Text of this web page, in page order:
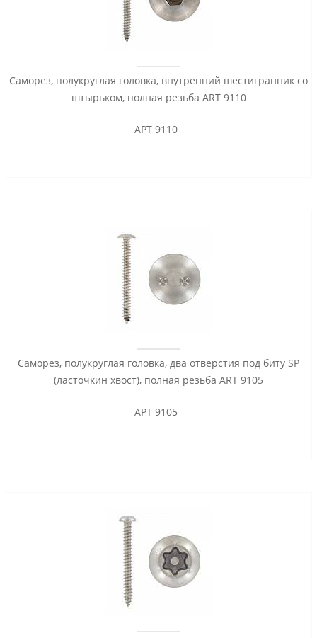
Саморез, полукруглая головка, внутренний шестигранник со
штырьком, полная резьба ART 9110
АРТ 9110
Саморез, полукруглая головка, два отверстия под биту SP
(ласточкин хвост), полная резьба ART 9105
АРТ 9105